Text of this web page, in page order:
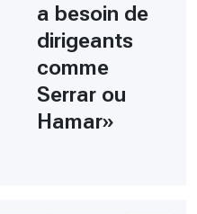
a besoin de
dirigeants
comme
Serrar ou
Hamar»